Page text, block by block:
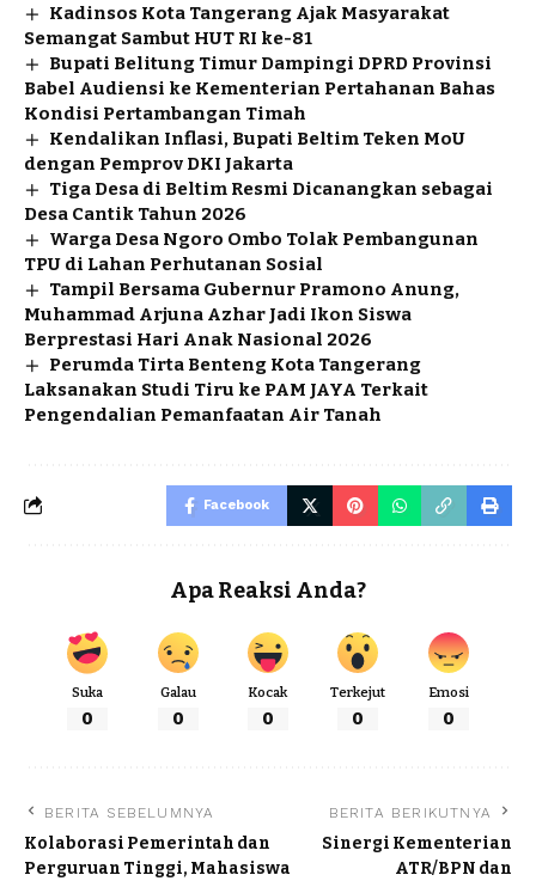
Kadinsos Kota Tangerang Ajak Masyarakat
Semangat Sambut HUT RI ke-81
Bupati Belitung Timur Dampingi DPRD Provinsi
Babel Audiensi ke Kementerian Pertahanan Bahas
Kondisi Pertambangan Timah
Kendalikan Inflasi, Bupati Beltim Teken MoU
dengan Pemprov DKI Jakarta
Tiga Desa di Beltim Resmi Dicanangkan sebagai
Desa Cantik Tahun 2026
Warga Desa Ngoro Ombo Tolak Pembangunan
TPU di Lahan Perhutanan Sosial
Tampil Bersama Gubernur Pramono Anung,
Muhammad Arjuna Azhar Jadi Ikon Siswa
Berprestasi Hari Anak Nasional 2026
Perumda Tirta Benteng Kota Tangerang
Laksanakan Studi Tiru ke PAM JAYA Terkait
Pengendalian Pemanfaatan Air Tanah
Facebook
Apa Reaksi Anda?
Suka
0
Galau
0
Kocak
0
Terkejut
0
Emosi
0
BERITA SEBELUMNYA
Kolaborasi Pemerintah dan
Perguruan Tinggi, Mahasiswa
BERITA BERIKUTNYA
Sinergi Kementerian
ATR/BPN dan